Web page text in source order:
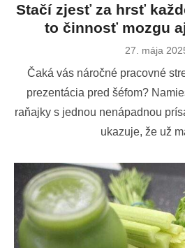
Stačí zjesť za hrsť
to činnosť mozgu
Publikované
27. mája
Čaká vás náročné pracovné
prezentácia pred šéfom?
raňajky s jednou nenápadnou
ukazuje, že už